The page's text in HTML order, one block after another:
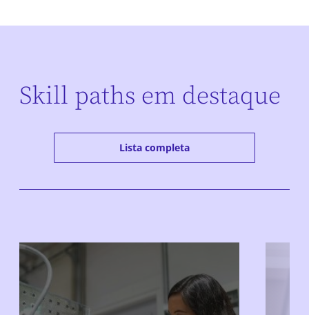
Skill paths em destaque
Lista completa